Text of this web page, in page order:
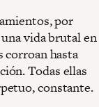
por
vida brutal en
corroan hasta
Todas ellas
constante.